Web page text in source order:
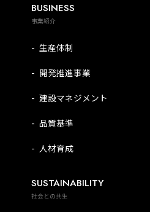
BUSINESS
事業紹介
生産体制
開発推進事業
建設マネジメント
品質基準
人材育成
SUSTAINABILITY
社会との共生